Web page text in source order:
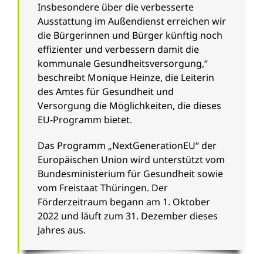
Insbesondere über die verbesserte
Ausstattung im Außendienst erreichen wir
die Bürgerinnen und Bürger künftig noch
effizienter und verbessern damit die
kommunale Gesundheitsversorgung,“
beschreibt Monique Heinze, die Leiterin
des Amtes für Gesundheit und
Versorgung die Möglichkeiten, die dieses
EU-Programm bietet.
Das Programm „NextGenerationEU“ der
Europäischen Union wird unterstützt vom
Bundesministerium für Gesundheit sowie
vom Freistaat Thüringen. Der
Förderzeitraum begann am 1. Oktober
2022 und läuft zum 31. Dezember dieses
Jahres aus.